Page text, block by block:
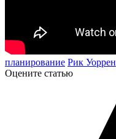
планирование Рик Уоррен
Оцените статью